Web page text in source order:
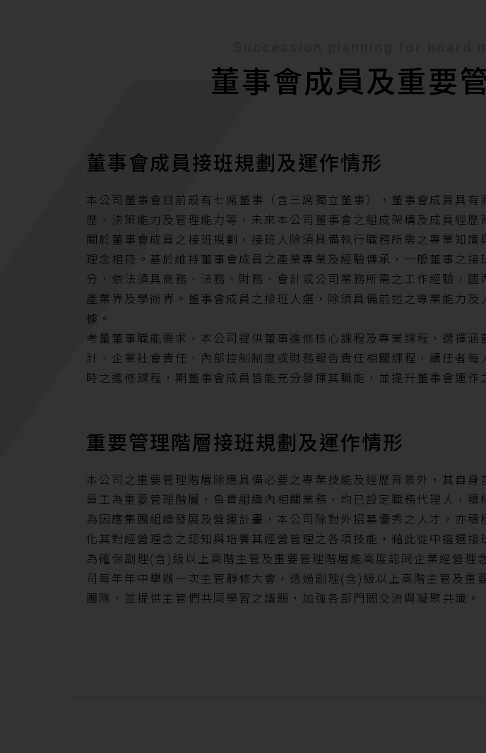
董事會 審計委員會 薪資報酬
董事會成員及重要
董事會成員接班規劃及運作情形
本公司董事會目前設有七席董事（含三席獨立董事），董事會成員具
歷、決策能力及管理能力等，未來本公司董事會之組成架構及成員經歷
關於董事會成員之接班規劃，接班人除須具備執行職務所需之專業知
理念相符。基於維持董事會成員之產業專業及經驗傳承，一般董事之
分，依法須具商務、法務、財務、會計或公司業務所需之工作經驗，
產業界及學術界。董事會成員之接班人選，除須具備前述之專業能力
據。
考量董事職能需求，本公司提供董事進修核心課程及專業課程，選擇
計、企業社會責任、內部控制制度或財務報告責任相關課程，續任者
時之進修課程，期董事會成員皆能充分發揮其職能，並提升董事會運作
重要管理階層接班規劃及運作情形
本公司之重要管理階層除應具備必要之專業技能及經歷背景外，其自
員工為重要管理階層，負責組織內相關業務，均已設定職務代理人，積
為因應集團組織發展及營運計畫，本公司除對外招募優秀之人才，亦
化其對經營理念之認知與培養其經營管理之各項技能，藉此從中遴選接
為確保副理(含)級以上高階主管及重要管理階層能高度認同企業經營
司每年年中舉辦一次主管靜修大會，透過副理(含)級以上高階主管及
團隊，並提供主管們共同學習之議題，加強各部門間交流與凝聚共識。